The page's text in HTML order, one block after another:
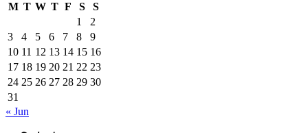
M T W T F S
S
1
2
3
4 5 6 7 8
9
10 11 12 13 14 15 16
17 18 19 20 21 22 23
24 25 26 27 28 29 30
31
« Jun